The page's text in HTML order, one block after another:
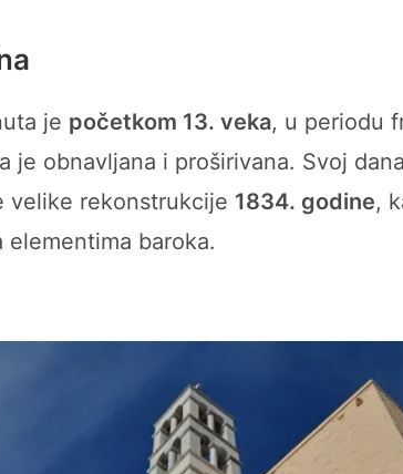
je početkom 13. veka, u periodu
je obnavljana i proširivana. Svoj
velike rekonstrukcije 1834. godine,
baroka.